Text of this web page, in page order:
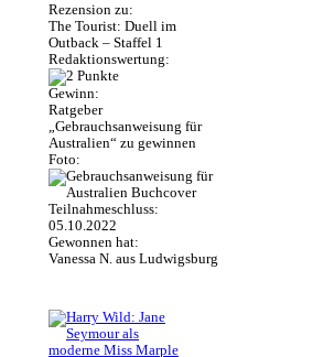
Rezension zu:
The Tourist: Duell im
Outback – Staffel 1
Redaktionswertung:
Gewinn:
Ratgeber
„Gebrauchsanweisung für
Australien“ zu gewinnen
Foto:
Teilnahmeschluss:
05.10.2022
Gewonnen hat:
Vanessa N. aus Ludwigsburg